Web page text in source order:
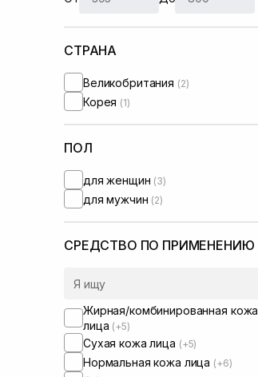
СТРАНА
Великобритания (2)
Корея (1)
ПОЛ
для женщин (3)
для мужчин (2)
СРЕДСТВО ПО ПРИМЕНЕНИЮ
Жирная/комбинированная кожа
лица (+5)
Сухая кожа лица (+5)
Нормальная кожа лица (+6)